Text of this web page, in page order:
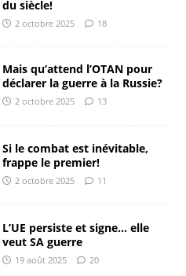
du siècle!
2 octobre 2025 18
Mais qu’attend l’OTAN pour
déclarer la guerre à la Russie?
2 octobre 2025 13
Si le combat est inévitable,
frappe le premier!
2 octobre 2025 11
L’UE persiste et signe… elle
veut SA guerre
19 août 2025 20